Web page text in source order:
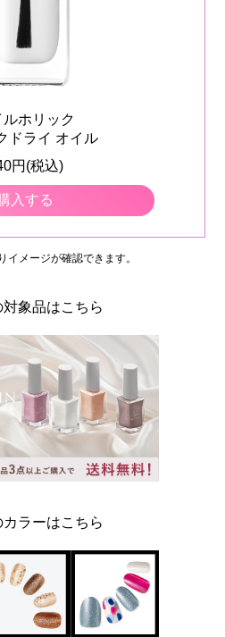
ルホリック
ドライ オイル
円(税込)
入する
メージが確認できます。
象品はこちら
ラーはこちら